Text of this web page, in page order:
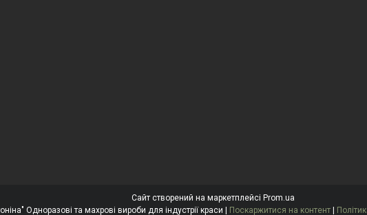
Сайт створений на маркетплейсі Prom.ua
Поскаржитися на контент